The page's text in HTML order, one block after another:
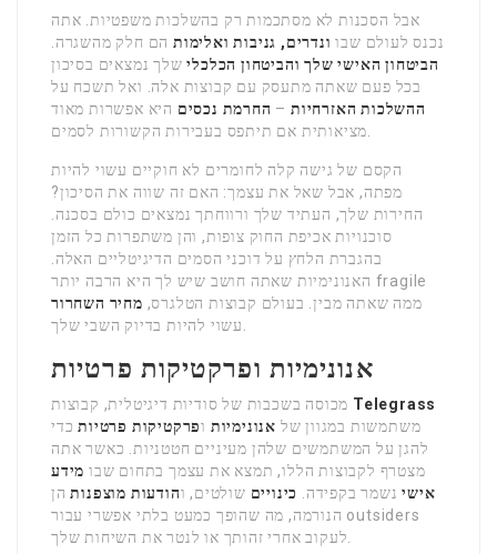
אבל הסכנות לא מסתכמות רק בהשלכות משפטיות. אתה
נכנס לעולם שבו ונדרים, גניבות ואלימות הם חלק מהשגרה.
הביטחון האישי שלך והביטחון הכלכלישלך נמצאים בסיכון
בכל פעם שאתה מתעסק עם קבוצות אלה. ואל תשכח על
ההשלכות האזרחיות– החרמת נכסים היא אפשרות מאוד
הקסם של גישה קלה לחומרים לא חוקיים עשוי להיות
מפתה, אבל שאל את עצמך: האם זה שווה את הסיכון?
החירות שלך, העתיד שלך ורווחתך נמצאים כולם בסכנה.
סוכנויות אכיפת החוק צופות, והן משתפרות כל הזמן
בהגברת הלחץ על דוכני הסמים הדיגיטליים האלה.
האנונימיות שאתה חושב שיש לך היא הרבה יותר fragile
ממה שאתה מבין. בעולם קבוצות הטלגרס, מחיר השחרור
אנונימיות ופרקטיקות פרטיות
Telegrass
משתמשות במגוון של אנונימיות ופרקטיקות פרטיותכדי
להגן על המשתמשים שלהן מעיניים חטטניות. כאשר אתה
מצטרף לקבוצות הללו, תמצא את עצמך בתחום שבו מידע
אישינשמר בקפידה. כינויים שולטים, והודעות מוצפנותהן
הנורמה, מה שהופך כמעט בלתי אפשרי עבור outsiders